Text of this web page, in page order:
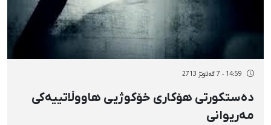
14:59 - 7 گەلاوێژ 2713
دەستکورتی هۆکاری خۆکوژیی هاووڵاتییەکی
مەریوانی